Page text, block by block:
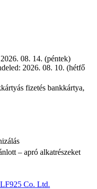
2026. 08. 14. (péntek)
2026. 08. 10. (hétfő
bankkártya,
– apró alkatrészeket
Co. Ltd.